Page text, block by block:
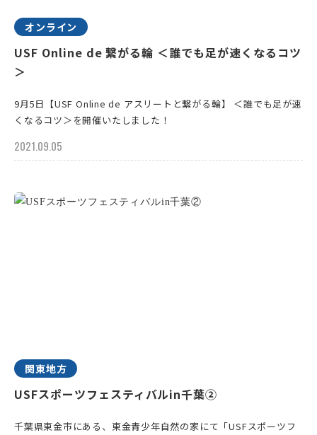
オンライン
USF Online de 繋がる輪 ＜誰でも足が速くなるコツ
＞
9月5日【USF Online de アスリートと繋がる輪】 ＜誰でも足が速
くなるコツ＞を開催いたしました！
2021.09.05
関東地方
USFスポーツフェスティバルin千葉②
千葉県東金市にある、東金青少年自然の家にて「USFスポーツフ